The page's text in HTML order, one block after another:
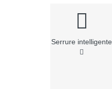
Serrure intelligente